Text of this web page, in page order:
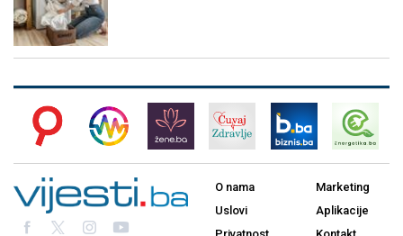
O nama
Uslovi
Marketing
Aplikacije